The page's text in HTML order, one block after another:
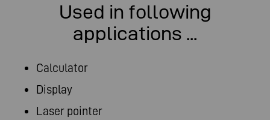
Used in following
applications ...
Calculator
Display
Laser pointer